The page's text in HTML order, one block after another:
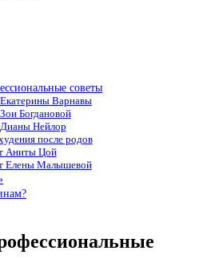
советы
Варнавы
Богдановой
Нейлор
после родов
Аниты Цой
Елены Малышевой